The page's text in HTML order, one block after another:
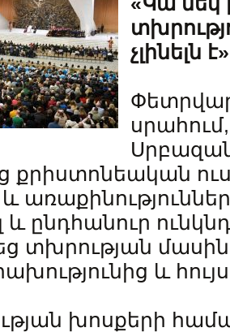
չլինելն
քրիստոնեական
և ընդհանուր
տխրության
և
խոսքերի